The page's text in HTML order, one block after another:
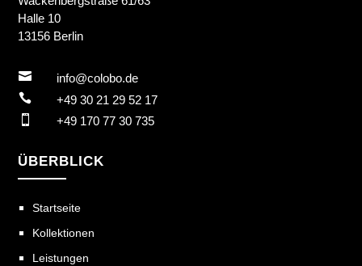
Halle 10
13156 Berlin
 info@colobo.de
 +49 30 21 29 52 17
 +49 170 77 30 735
ÜBERBLICK
Startseite
Kollektionen
Leistungen